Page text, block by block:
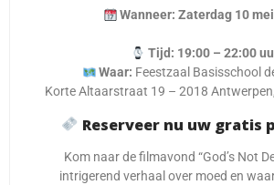
Wanneer: Zaterdag 10
Tijd: 19:00 – 22:00
Waar: Feestzaal Basisschool
Korte Altaarstraat 19 – 2018
Reserveer nu uw gratis
Kom naar de filmavond “God’s Not
intrigerend verhaal over moed en